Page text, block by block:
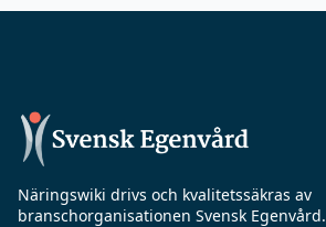
Näringswiki drivs och kvalitetssäkras av
branschorganisationen Svensk Egenvård.